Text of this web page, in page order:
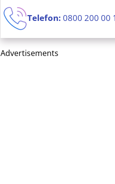
Telefon: 0800 200 00
Advertisements